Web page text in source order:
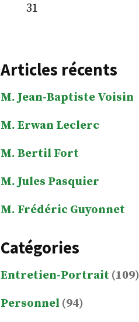
31
Articles récents
M. Jean-Baptiste Voisin
M. Erwan Leclerc
M. Bertil Fort
M. Jules Pasquier
M. Frédéric Guyonnet
Catégories
Entretien-Portrait (109)
Personnel (94)